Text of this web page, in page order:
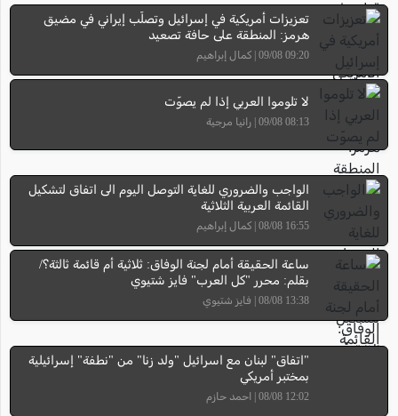
تعزيزات أمريكية في إسرائيل وتصلّب إيراني في مضيق
هرمز: المنطقة على حافة تصعيد
09:20 09/08 | كمال إبراهيم
لا تلوموا العربي إذا لم يصوّت
08:13 09/08 | رانيا مرجية
الواجب والضروري للغاية التوصل اليوم الى اتفاق لتشكيل
القائمة العربية الثلاثية
16:55 08/08 | كمال إبراهيم
ساعة الحقيقة أمام لجنة الوفاق: ثلاثية أم قائمة ثالثة؟/
بقلم: محرر "كل العرب" فايز شتيوي
13:38 08/08 | فايز شتيوي
"اتفاق" لبنان مع اسرائيل "ولد زنا" من "نطفة" إسرائيلية
بمختبر أمريكي
12:02 08/08 | احمد حازم